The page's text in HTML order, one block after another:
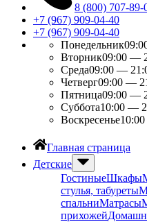
8 (800) 707-89-
+7 (967) 909-04-40
+7 (967) 909-04-40
Понедельник
Вторник09:00 —
Среда09:00 —
Четверг09:00 —
Пятница09:00 —
Суббота10:00 —
Воскресенье
Главная страница
Детские
ГостиныеШкафы
стулья, табуреты
спальниМатрасы
прихожей